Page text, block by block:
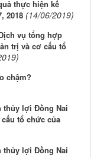
thực hiện kế
2018 (14/06/2019)
vụ tổng hợp
trị và cơ cấu tổ
chậm?
thủy lợi Đồng Nai
tổ chức của
thủy lợi Đồng Nai